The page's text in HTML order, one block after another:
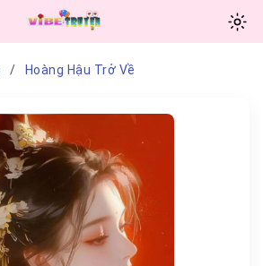
Hoàng Hậu Trở Về